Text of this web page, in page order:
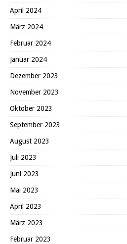
April 2024
März 2024
Februar 2024
Januar 2024
Dezember 2023
November 2023
Oktober 2023
September 2023
August 2023
Juli 2023
Juni 2023
Mai 2023
April 2023
März 2023
Februar 2023